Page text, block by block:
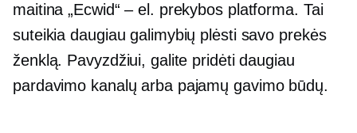
maitina „Ecwid“ – el. prekybos platforma. Tai
suteikia daugiau galimybių plėsti savo prekės
ženklą. Pavyzdžiui, galite pridėti daugiau
pardavimo kanalų arba pajamų gavimo būdų.